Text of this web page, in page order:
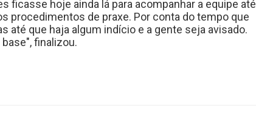
ficasse hoje ainda lá para acompanhar a equipe até
procedimentos de praxe. Por conta do tempo que
até que haja algum indício e a gente seja avisado.
finalizou.